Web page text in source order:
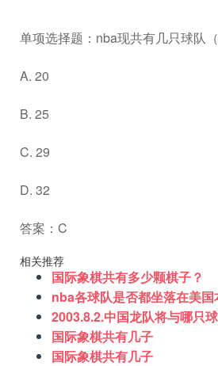
单项选择题：nba现共有几只球队（
A. 20
B. 25
C. 29
D. 32
答案：C
相关推荐
国际象棋共有多少颗棋子？
nba各球队是否都坐落在美国
2003.8.2.中国龙队将与哪只
国际象棋共有几子
国际象棋共有几子